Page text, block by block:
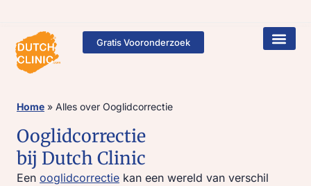
Gratis Vooronderzoek
Home » Alles over Ooglidcorrectie
Ooglidcorrectie
bij Dutch Clinic
Een ooglidcorrectie kan een wereld van verschil